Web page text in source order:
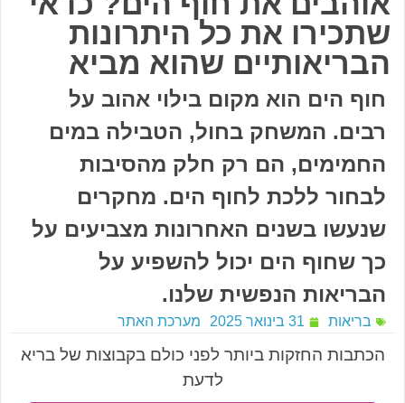
שתכירו את כל היתרונות
הבריאותיים שהוא מביא
חוף הים הוא מקום בילוי אהוב על
רבים. המשחק בחול, הטבילה במים
החמימים, הם רק חלק מהסיבות
לבחור ללכת לחוף הים. מחקרים
שנעשו בשנים האחרונות מצביעים על
כך שחוף הים יכול להשפיע על
הבריאות הנפשית שלנו.
בריאות 31 בינואר 2025 מערכת האתר
הכתבות החזקות ביותר לפני כולם בקבוצות של בריא
לדעת